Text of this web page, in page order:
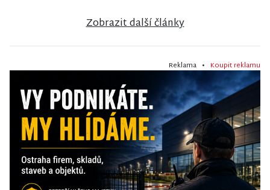
Zobrazit další články
Reklama • Koupit reklamu